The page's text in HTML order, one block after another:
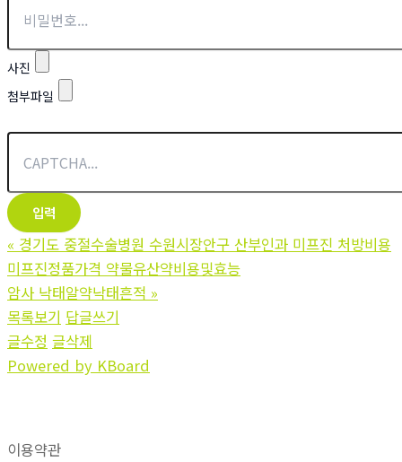
사진
첨부파일
« 경기도 중절수술병원 수원시장안구 산부인과 미프진 처방비용
미프진정품가격 약물유산약비용및효능
암사 낙태알약낙­태흔적 »
목록보기 답글쓰기
글수정 글삭제
Powered by KBoard
이용약관